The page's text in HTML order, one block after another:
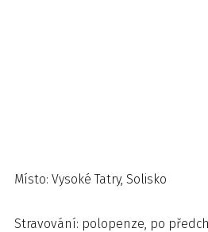
Místo: Vysoké Tatry, Solisko
Stravování: polopenze, po